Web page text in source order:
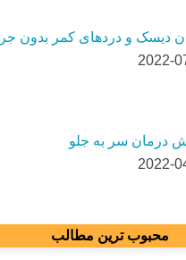
دیسک و دردهای کمر بدون
2022-
درمان سر به جلو
2022-
محبوب ترین مطالب